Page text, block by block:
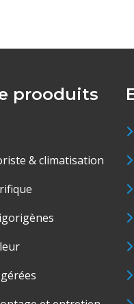
prooduits
& climatisation